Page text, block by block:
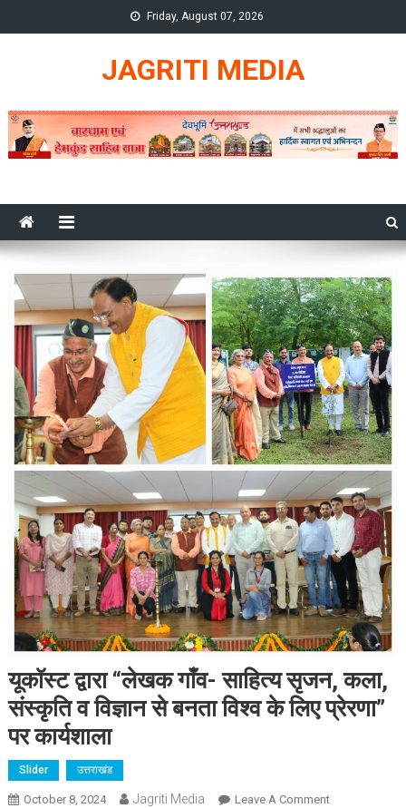
to
Friday, August 07, 2026
JAGRITI MEDIA
यूकॉस्ट द्वारा “लेखक गाँव- साहित्य सृजन, कला,
संस्कृति व विज्ञान से बनता विश्व के लिए प्रेरणा”
पर कार्यशाला
Slider उत्तराखंड
October 8, 2024 Jagriti Media Leave A CommentOn